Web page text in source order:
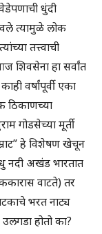
धुंदी
त्यामुळे लोक
तत्त्वाची
शिवसेना हा सर्वांत
वर्षांपूर्वी एका
ठिकाणच्या
गोडसेच्या मूर्ती
हे विशेषण खेचून
नदी अखंड भारतात
वाटते) तर
भरत नाट्य
उलगडा होतो का?